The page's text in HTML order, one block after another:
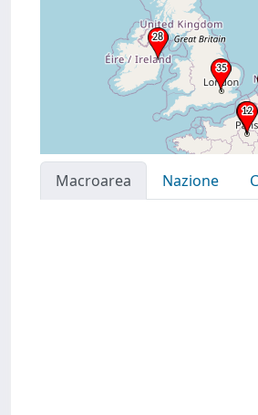
Macroarea Nazione